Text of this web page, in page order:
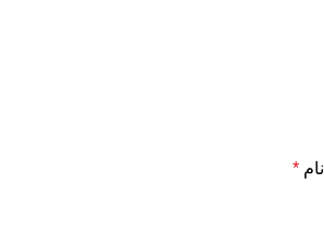
نام *